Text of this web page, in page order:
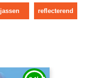
jassen reflecterend